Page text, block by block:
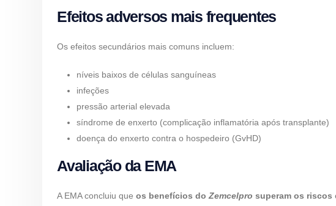
Efeitos adversos mais frequentes
Os efeitos secundários mais comuns incluem:
níveis baixos de células sanguíneas
infeções
pressão arterial elevada
síndrome de enxerto (complicação inflamatória após transplante)
doença do enxerto contra o hospedeiro (GvHD)
Avaliação da EMA
A EMA concluiu que os benefícios do Zemcelpro superam os riscos